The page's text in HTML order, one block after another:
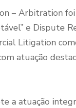
– Arbitration foi
e Dispute
Litigation
atuação
a atuação